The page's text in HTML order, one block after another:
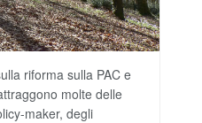
riforma sulla PAC e
molte delle
maker, degli